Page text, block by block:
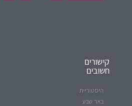
קישורים
חשובים
היסטוריית
באר שבע